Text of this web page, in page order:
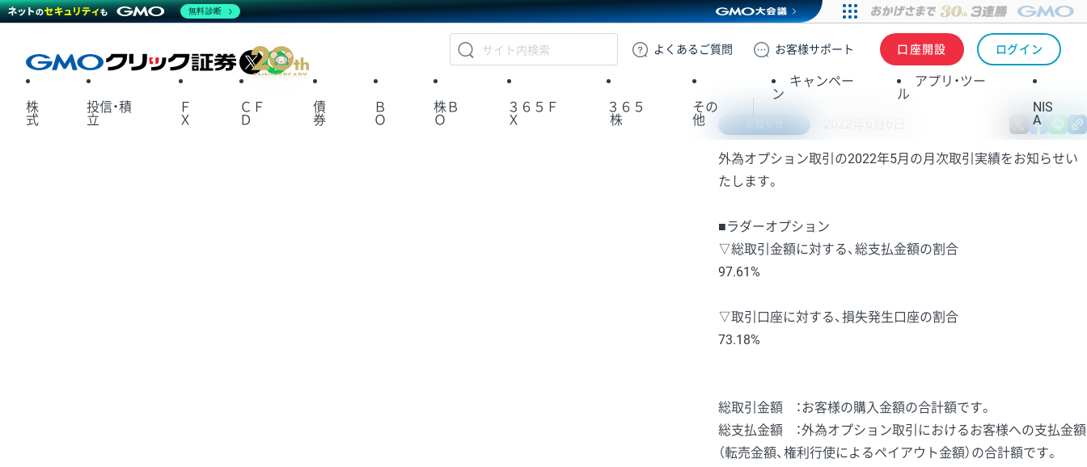
GMOクリック証券
よくある ご質問 お客様サポート 口座開設 ログイン
X
株
式
投信・積
立
Ｆ
Ｘ
ＣＦ
Ｄ
債
券
Ｂ
Ｏ
株Ｂ
Ｏ
３６５Ｆ
Ｘ
３６５
株
その
他
キャンペー
ン
アプリ・ツー
ル
NIS
A
X
外為オプション取引の2022年5月の月次取引実績をお知らせい
たします。
■ラダーオプション
▽総取引金額に対する、総支払金額の割合
97.61%
▽取引口座に対する、損失発生口座の割合
73.18%
総取引金額 ：お客様の購入金額の合計額です。
総支払金額 ：外為オプション取引におけるお客様への支払金額
（転売金額、権利行使によるペイアウト金額）の合計額です。
無料診断